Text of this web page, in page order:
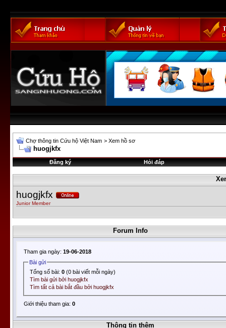
Chợ thông tin Cứu hộ Việt Nam > Xem hồ sơ
huogjkfx
Đăng ký Hỏi đáp
huogjkfx
Junior Member
Forum Info
Tham gia ngày: 19-06-2018
Bài gửi
Tổng số bài:0 (0 bài viết mỗi ngày)
Tìm bài gửi bởi huogjkfx
Tìm tất cả bài bắt đầu bởi huogjkfx
Giới thiệu tham gia: 0
Thông tin thêm